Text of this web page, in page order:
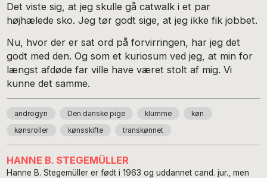
Det viste sig, at jeg skulle gå catwalk i et par
højhælede sko. Jeg tør godt sige, at jeg ikke fik jobbet.
Nu, hvor der er sat ord på forvirringen, har jeg det
godt med den. Og som et kuriosum ved jeg, at min for
længst afdøde far ville have været stolt af mig. Vi
kunne det samme.
androgyn Den danske pige klumme køn
kønsroller kønsskifte transkønnet
HANNE B. STEGEMÜLLER
Hanne B. Stegemüller er født i 1963 og uddannet cand. jur., men